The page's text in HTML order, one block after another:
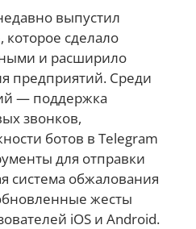
выпустил
сделало
и расширило
предприятий. Среди
— поддержка
звонков,
ботов в Telegram
для отправки
система обжалования
жесты
iOS и Android.